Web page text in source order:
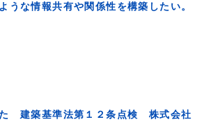
うな情報共有や関係性を構築したい。
た 建築基準法第１２条点検 株式会社